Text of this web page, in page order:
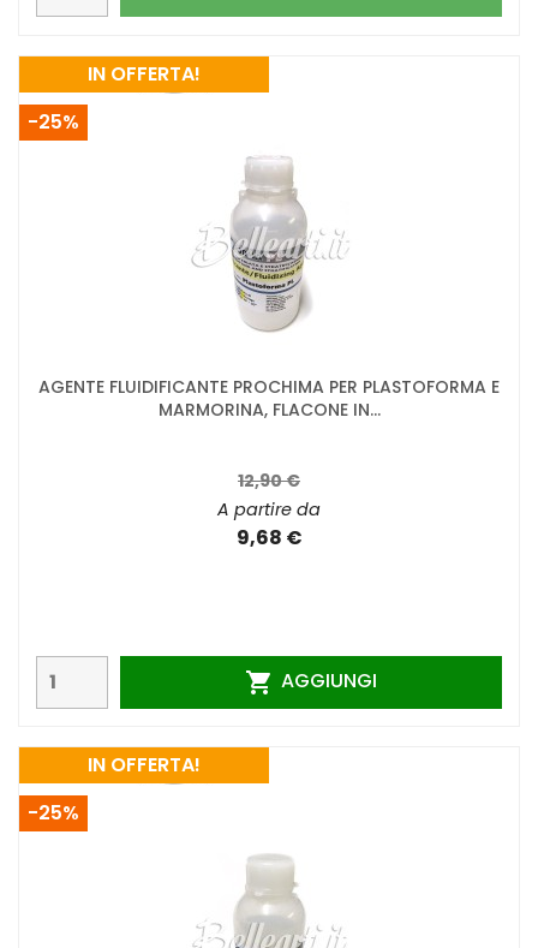
AGENTE FLUIDIFICANTE PROCHIMA PER PLASTOFORMA E
MARMORINA, FLACONE IN...
12,90 €
A partire da
9,68 €
 AGGIUNGI
IN OFFERTA!
-25%
IN OFFERTA!
-25%